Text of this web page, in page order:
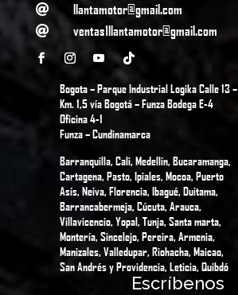
 llantamotor@gmail.com
 ventas1llantamotor@gmail.com
Bogota – Parque Industrial Logika Calle 13 –
Km. 1,5 vía Bogotá – Funza Bodega E-4
Oficina 4-1
Funza – Cundinamarca
Barranquilla, Cali, Medellín, Bucaramanga,
Cartagena, Pasto, Ipiales, Mocoa, Puerto
Asís, Neiva, Florencia, Ibagué, Duitama,
Barrancabermeja, Cúcuta, Arauca,
Villavicencio, Yopal, Tunja, Santa marta,
Montería, Sincelejo, Pereira, Armenia,
Manizales, Valledupar, Riohacha, Maicao,
San Andrés y Providencia, Leticia, Quibdó
Escríbenos